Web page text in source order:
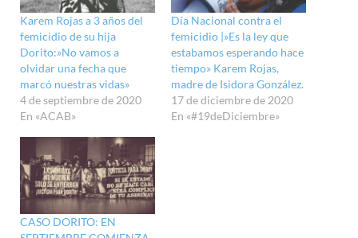
Karem Rojas a 3 años del
femicidio de su hija
Dorito:»No vamos a
olvidar una fecha que
marcó nuestras vidas»
4 de septiembre de 2020
En «ACAB»
Día Nacional contra el
femicidio |»Es la ley que
estabamos esperando hace
tiempo» Karem Rojas,
madre de Isidora González.
17 de diciembre de 2020
En «#19deDiciembre»
CASO DORITO: EN